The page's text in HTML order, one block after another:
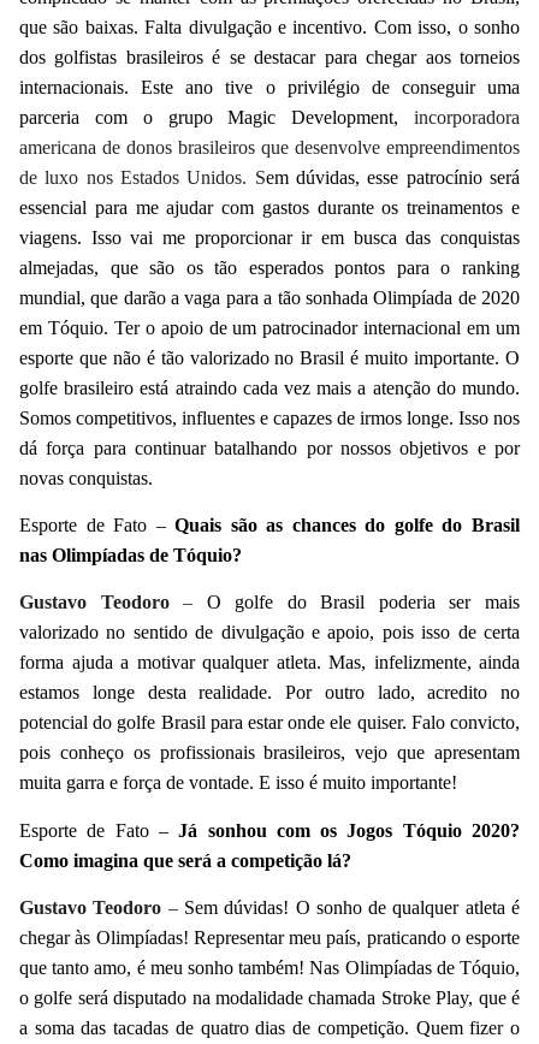
que são baixas. Falta divulgação e incentivo. Com isso, o sonho
dos golfistas brasileiros é se destacar para chegar aos torneios
internacionais. Este ano tive o privilégio de conseguir uma
parceria com o grupo Magic Development, incorporadora
americana de donos brasileiros que desenvolve empreendimentos
de luxo nos Estados Unidos. Sem dúvidas, esse patrocínio será
essencial para me ajudar com gastos durante os treinamentos e
viagens. Isso vai me proporcionar ir em busca das conquistas
almejadas, que são os tão esperados pontos para o ranking
mundial, que darão a vaga para a tão sonhada Olimpíada de 2020
em Tóquio. Ter o apoio de um patrocinador internacional em um
esporte que não é tão valorizado no Brasil é muito importante. O
golfe brasileiro está atraindo cada vez mais a atenção do mundo.
Somos competitivos, influentes e capazes de irmos longe. Isso nos
dá força para continuar batalhando por nossos objetivos e por
novas conquistas.
Esporte de Fato –Quais são as chances do golfe do Brasil
nas Olimpíadas de Tóquio?
Gustavo Teodoro–
O golfe do Brasil poderia ser mais
valorizado no sentido de divulgação e apoio, pois isso de certa
forma ajuda a motivar qualquer atleta. Mas, infelizmente, ainda
estamos longe desta realidade. Por outro lado, acredito no
potencial do golfe Brasil para estar onde ele quiser. Falo convicto,
pois conheço os profissionais brasileiros, vejo que apresentam
muita garra e força de vontade. E isso é muito importante!
Esporte de Fato –Já sonhou com os Jogos Tóquio 2020?
Como imagina que será a competição lá?
Gustavo Teodoro – Sem dúvidas! O sonho de qualquer atleta é
chegar às Olimpíadas! Representar meu país, praticando o esporte
que tanto amo, é meu sonho também! Nas Olimpíadas de Tóquio,
o golfe será disputado na modalidade chamada Stroke Play, que é
a soma das tacadas de quatro dias de competição. Quem fizer o